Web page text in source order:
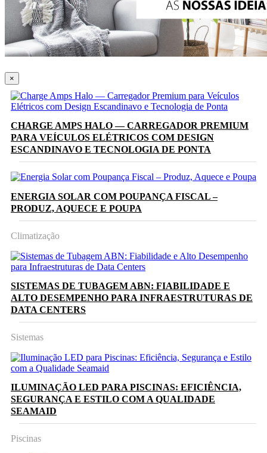
×
CHARGE AMPS HALO — CARREGADOR PREMIUM
PARA VEÍCULOS ELÉTRICOS COM DESIGN
ESCANDINAVO E TECNOLOGIA DE PONTA
ENERGIA SOLAR COM POUPANÇA FISCAL –
PRODUZ, AQUECE E POUPA
Climatização
SISTEMAS DE TUBAGEM ABN: FIABILIDADE E
ALTO DESEMPENHO PARA INFRAESTRUTURAS DE
DATA CENTERS
Sistemas
ILUMINAÇÃO LED PARA PISCINAS: EFICIÊNCIA,
SEGURANÇA E ESTILO COM A QUALIDADE
SEAMAID
Piscinas